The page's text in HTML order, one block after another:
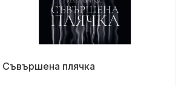
Съвършена плячка